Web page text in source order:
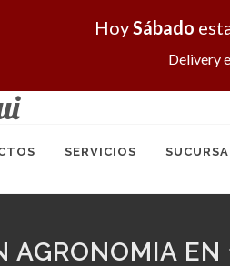
HoySábado
Delivery
SERVICIOS
AGRONOMIA EN